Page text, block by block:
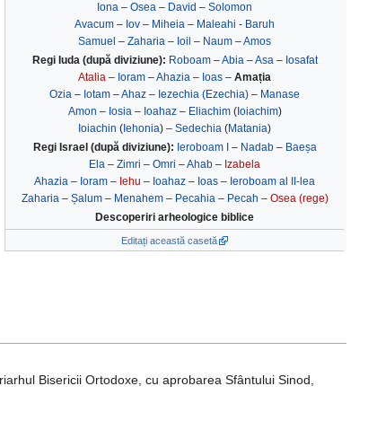
Iona – Osea – David – Solomon
Avacum – Iov – Miheia – Maleahi - Baruh
Samuel – Zaharia – Ioil – Naum –Amos
Regi Iuda (după diviziune): Roboam–Abia–Asa– Iosafat
Atalia – Ioram –Ahazia – Ioas – Amația
Ozia – Iotam –Ahaz – Iezechia (Ezechia) – Manase
Amon – Iosia– Ioahaz– Eliachim(Ioiachim)
Ioiachin ( Iehonia) – Sedechia (Matania)
Regi Israel (după diviziune): Ieroboam I – Nadab– Baeșa
Ela – Zimri – Omri –Ahab – Izabela
Ahazia – Ioram – Iehu – Ioahaz – Ioas – Ieroboam al II-lea
Zaharia– Șalum– Menahem– Pecahia– Pecah – Osea (rege)
Descoperiri arheologice biblice
Editați această casetă
Bisericii Ortodoxe, cu aprobarea Sfântului Sinod,